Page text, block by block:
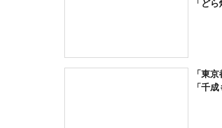
「ど
「東
「千